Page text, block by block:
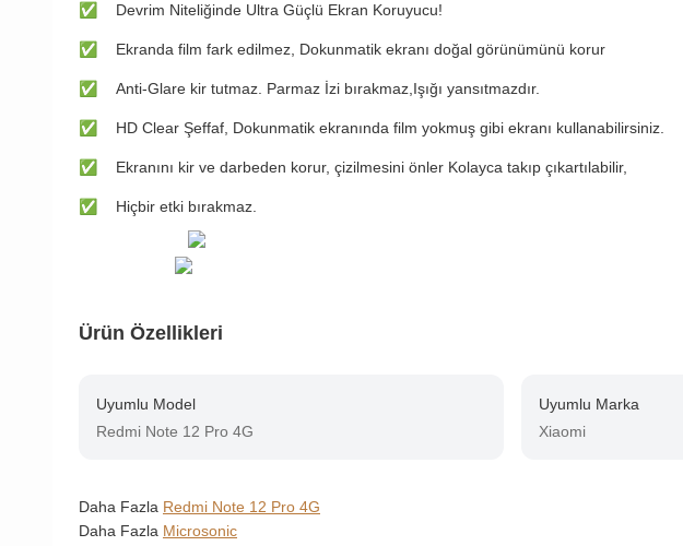
✅ Devrim Niteliğinde Ultra Güçlü Ekran Koruyucu!
✅ Ekranda film fark edilmez, Dokunmatik ekranı doğal görünümünü korur
✅ Anti-Glare kir tutmaz. Parmaz İzi bırakmaz,Işığı yansıtmazdır.
✅ HD Clear Şeffaf, Dokunmatik ekranında film yokmuş gibi ekranı kullanabilirsiniz.
✅ Ekranını kir ve darbeden korur, çizilmesini önler Kolayca takıp çıkartılabilir,
✅ Hiçbir etki bırakmaz.
Ürün Özellikleri
Uyumlu Model
Redmi Note 12 Pro 4G
Uyumlu Marka
Xiaomi
Daha Fazla Redmi Note 12 Pro 4G
Daha Fazla Microsonic